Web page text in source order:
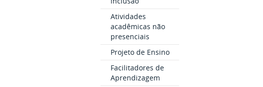
Atividades
acadêmicas não
presenciais
Projeto de Ensino
Facilitadores de
Aprendizagem